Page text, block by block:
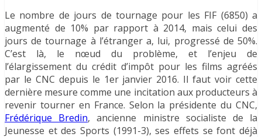
Le nombre de jours de tournage pour les FIF (6850) a
augmenté de 10% par rapport à 2014, mais celui des
jours de tournage à l’étranger a, lui, progressé de 50%.
C’est là, le nœud du problème, et l’enjeu de
l’élargissement du crédit d’impôt pour les films agréés
par le CNC depuis le 1er janvier 2016. Il faut voir cette
dernière mesure comme une incitation aux producteurs à
revenir tourner en France. Selon la présidente du CNC,
Frédérique Bredin, ancienne ministre socialiste de la
Jeunesse et des Sports (1991-3), ses effets se font déjà